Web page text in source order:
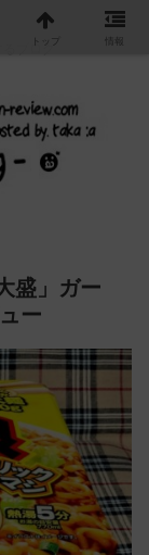
ブログ
盛」ガー
ー
トップ 情報